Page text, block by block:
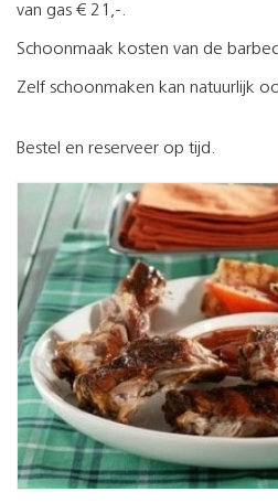
van gas € 21,-.
Schoonmaak kosten van de
Zelf schoonmaken kan natuurlijk
Bestel en reserveer op tijd.